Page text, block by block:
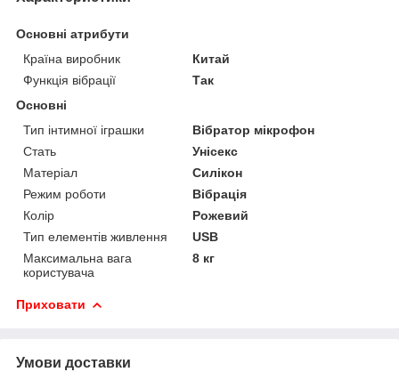
Основні атрибути
Країна виробник
Китай
Функція вібрації
Так
Основні
Тип інтимної іграшки
Вібратор мікрофон
Стать
Унісекс
Матеріал
Силікон
Режим роботи
Вібрація
Колір
Рожевий
Тип елементів живлення
USB
Максимальна вага
користувача
8 кг
Приховати
Умови доставки